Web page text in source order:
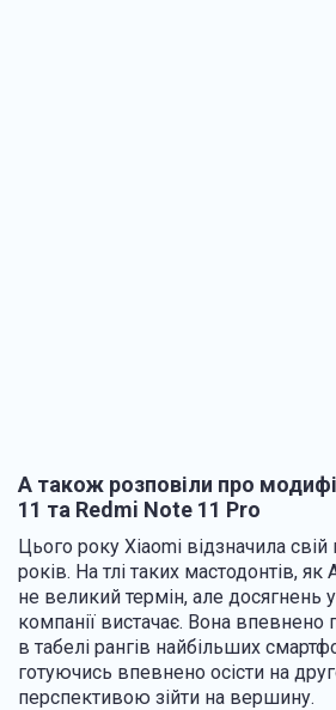
А також розповіли про
11 та Redmi Note 11 Pro
Цього року Xiaomi відзначила
років. На тлі таких мастодонтів, як
не великий термін, але досягнень
компанії вистачає. Вона впевнено
в табелі рангів найбільших
готуючись впевнено осісти на
перспективою зійти на вершину.